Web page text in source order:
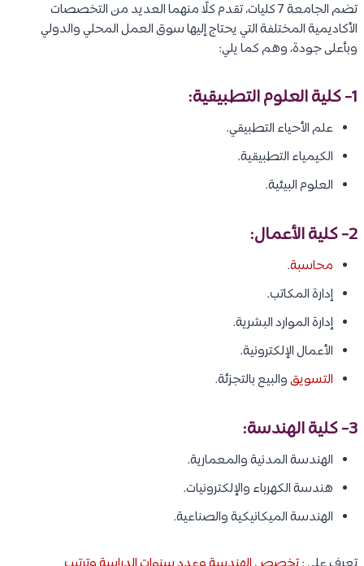
تضم الجامعة 7 كليات، تقدم كلًا منهما العديد من التخصصات
الأكاديمية المختلفة التي يحتاج إليها سوق العمل المحلي والدولي
وبأعلى جودة، وهم كما يلي:
1- كلية العلوم التطبيقية:
علم الأحياء التطبيقي.
الكيمياء التطبيقية.
العلوم البيئية.
2- كلية الأعمال:
محاسبة.
إدارة المكاتب.
إدارة الموارد البشرية.
الأعمال الإلكترونية.
التسويقوالبيع بالتجزئة.
3- كلية الهندسة:
الهندسة المدنية والمعمارية.
هندسة الكهرباء والإلكترونيات.
الهندسة الميكانيكية والصناعية.